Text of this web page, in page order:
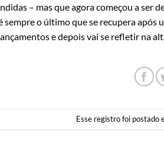
– mas que agora começou a ser
o último que se recupera após
e depois vai se refletir na
Esse registro foi postado